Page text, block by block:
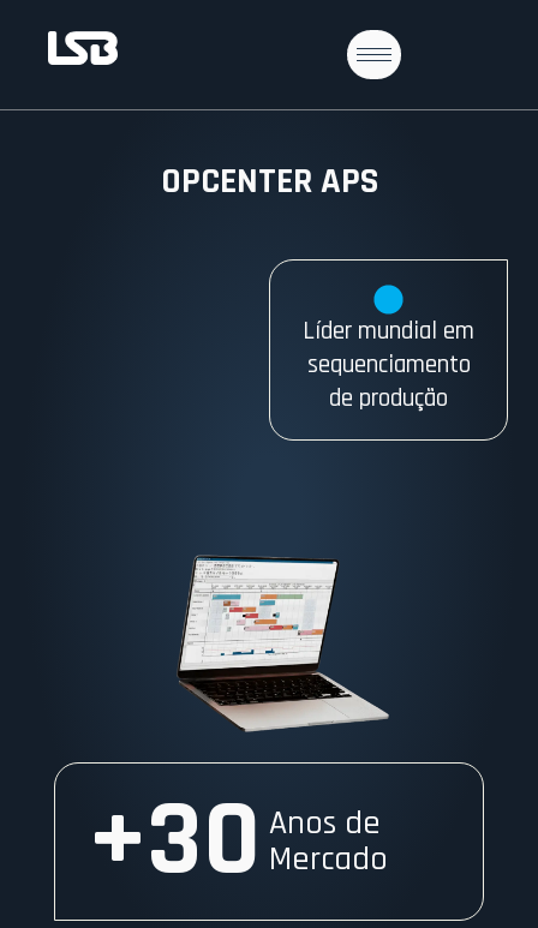
OPCENTER APS
Líder mundial em
sequenciamento
de produção
Anos de
Mercado
+30